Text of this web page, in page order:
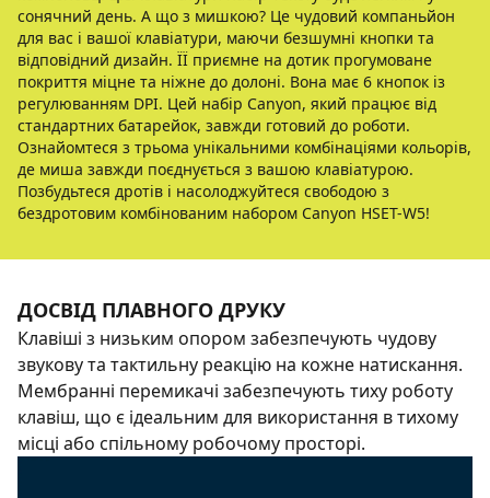
сонячний день. А що з мишкою? Це чудовий компаньйон
для вас і вашої клавіатури, маючи безшумні кнопки та
відповідний дизайн. ЇЇ приємне на дотик прогумоване
покриття міцне та ніжне до долоні. Вона має 6 кнопок із
регулюванням DPI. Цей набір Canyon, який працює від
стандартних батарейок, завжди готовий до роботи.
Ознайомтеся з трьома унікальними комбінаціями кольорів,
де миша завжди поєднується з вашою клавіатурою.
Позбудьтеся дротів і насолоджуйтеся свободою з
бездротовим комбінованим набором Canyon HSET-W5!
ДОСВІД ПЛАВНОГО ДРУКУ
Клавіші з низьким опором забезпечують чудову
звукову та тактильну реакцію на кожне натискання.
Мембранні перемикачі забезпечують тиху роботу
клавіш, що є ідеальним для використання в тихому
місці або спільному робочому просторі.